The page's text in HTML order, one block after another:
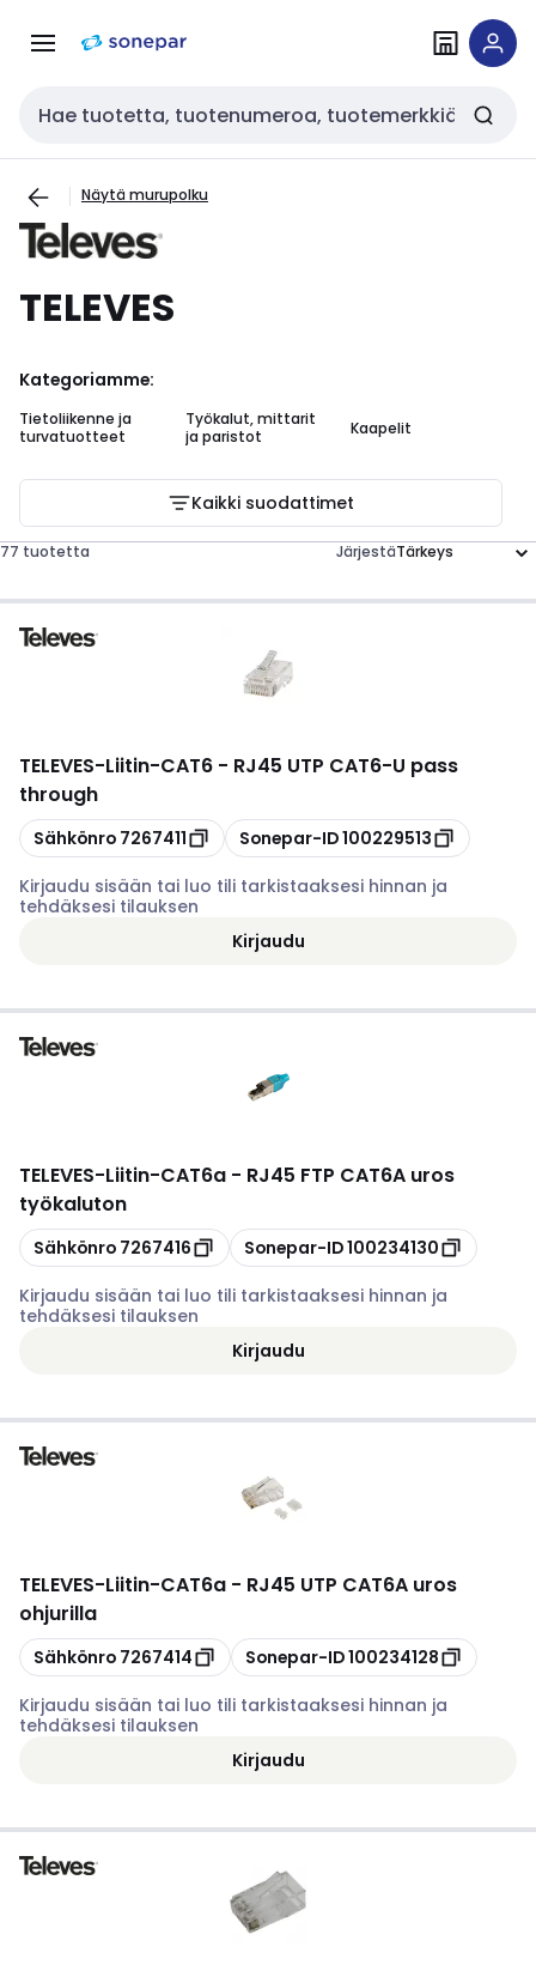
navigointiinsisältöön
Haku
Näytä murupolku
TELEVES
Kategoriamme:
Tietoliikenne ja
turvatuotteet
Työkalut, mittarit
ja paristot
Kaapelit
Kaikki suodattimet
77 tuotetta Järjestä
TELEVES-Liitin-CAT6 - RJ45 UTP CAT6-U pass
through
Kopioi
Sähkönro 7267411 Kopioi
Sonepar-ID100229513
Kirjaudu sisään tai luo tili tarkistaaksesi hinnan ja
tehdäksesi tilauksen
Kirjaudu
TELEVES-Liitin-CAT6a - RJ45 FTP CAT6A uros
työkaluton
Kopioi
Sähkönro 7267416 Kopioi
Sonepar-ID100234130
Kirjaudu sisään tai luo tili tarkistaaksesi hinnan ja
tehdäksesi tilauksen
Kirjaudu
TELEVES-Liitin-CAT6a - RJ45 UTP CAT6A uros
ohjurilla
Kopioi
Sähkönro 7267414 Kopioi
Sonepar-ID100234128
Kirjaudu sisään tai luo tili tarkistaaksesi hinnan ja
tehdäksesi tilauksen
Kirjaudu